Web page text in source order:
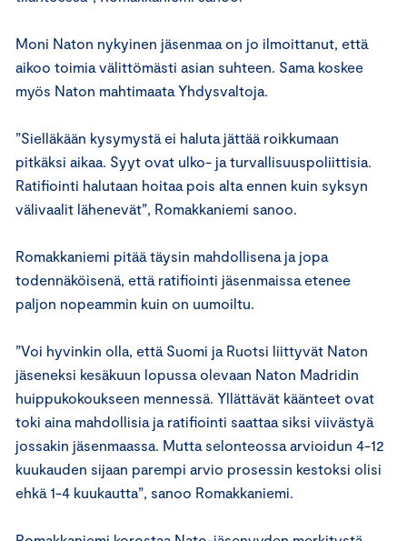
Moni Naton nykyinen jäsenmaa on jo ilmoittanut, että
aikoo toimia välittömästi asian suhteen. Sama koskee
myös Naton mahtimaata Yhdysvaltoja.
”Sielläkään kysymystä ei haluta jättää roikkumaan
pitkäksi aikaa. Syyt ovat ulko- ja turvallisuuspoliittisia.
Ratifiointi halutaan hoitaa pois alta ennen kuin syksyn
välivaalit lähenevät”, Romakkaniemi sanoo.
Romakkaniemi pitää täysin mahdollisena ja jopa
todennäköisenä, että ratifiointi jäsenmaissa etenee
paljon nopeammin kuin on uumoiltu.
”Voi hyvinkin olla, että Suomi ja Ruotsi liittyvät Naton
jäseneksi kesäkuun lopussa olevaan Naton Madridin
huippukokoukseen mennessä. Yllättävät käänteet ovat
toki aina mahdollisia ja ratifiointi saattaa siksi viivästyä
jossakin jäsenmaassa. Mutta selonteossa arvioidun 4-12
kuukauden sijaan parempi arvio prosessin kestoksi olisi
ehkä 1-4 kuukautta”, sanoo Romakkaniemi.